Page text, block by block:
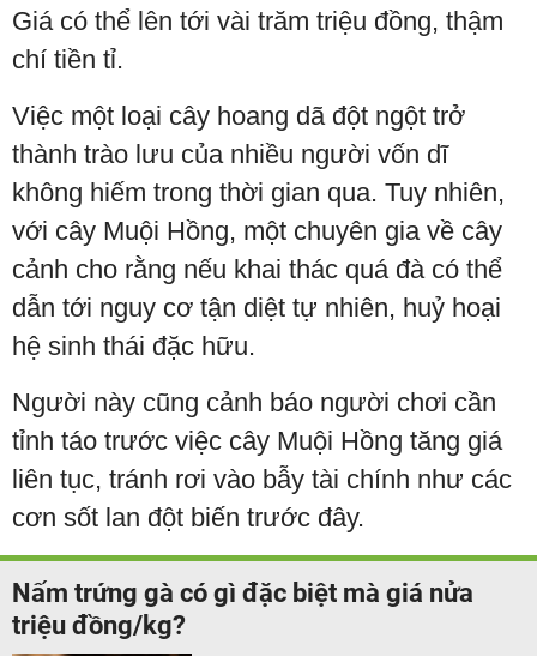
Giá có thể lên tới vài trăm triệu đồng, thậm
chí tiền tỉ.
Việc một loại cây hoang dã đột ngột trở
thành trào lưu của nhiều người vốn dĩ
không hiếm trong thời gian qua. Tuy nhiên,
với cây Muội Hồng, một chuyên gia về cây
cảnh cho rằng nếu khai thác quá đà có thể
dẫn tới nguy cơ tận diệt tự nhiên, huỷ hoại
hệ sinh thái đặc hữu.
Người này cũng cảnh báo người chơi cần
tỉnh táo trước việc cây Muội Hồng tăng giá
liên tục, tránh rơi vào bẫy tài chính như các
cơn sốt lan đột biến trước đây.
Nấm trứng gà có gì đặc biệt mà giá nửa
triệu đồng/kg?